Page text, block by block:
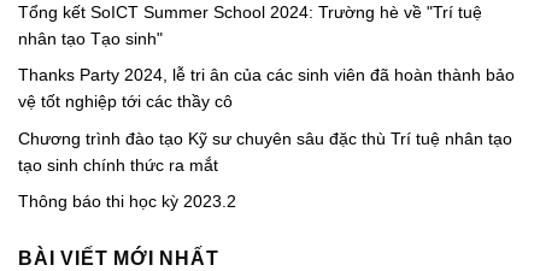
Tổng kết SoICT Summer School 2024: Trường hè về "Trí tuệ
nhân tạo Tạo sinh"
Thanks Party 2024, lễ tri ân của các sinh viên đã hoàn thành bảo
vệ tốt nghiệp tới các thầy cô
Chương trình đào tạo Kỹ sư chuyên sâu đặc thù Trí tuệ nhân tạo
tạo sinh chính thức ra mắt
Thông báo thi học kỳ 2023.2
BÀI VIẾT MỚI NHẤT